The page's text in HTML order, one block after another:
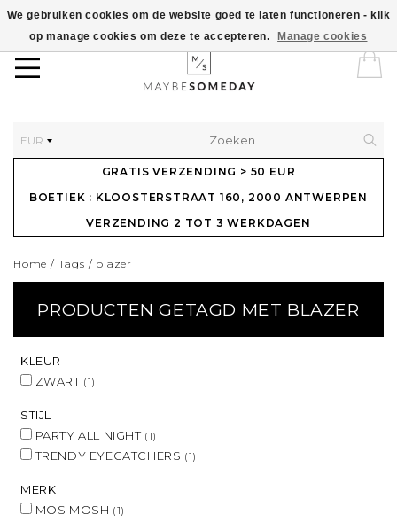
EUR
GRATIS VERZENDING > 50 EUR
BOETIEK : KLOOSTERSTRAAT 160, 2000 ANTWERPEN
VERZENDING 2 TOT 3 WERKDAGEN
Home / Tags / blazer
PRODUCTEN GETAGD MET BLAZER
KLEUR
ZWART (1)
STIJL
PARTY ALL NIGHT (1)
TRENDY EYECATCHERS (1)
MERK
MOS MOSH (1)
We gebruiken cookies om de website goed te laten functioneren - klik
op manage cookies om deze te accepteren.
Manage cookies